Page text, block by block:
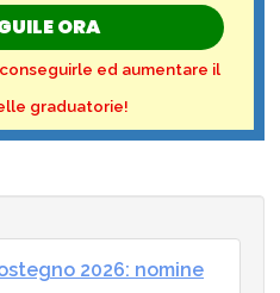
ORA
ed aumentare il
graduatorie!
2026: nomine